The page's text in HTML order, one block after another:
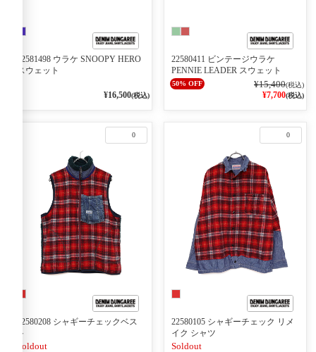
22581498 ウラケ SNOOPY HERO
スウェット
¥16,500(税込)
50% OFF
22580411 ビンテージウラケ
PENNIE LEADER スウェット
¥15,400(税込)
¥7,700(税込)
0
22580208 シャギーチェックベス
ト
Soldout
0
22580105 シャギーチェック リメ
イク シャツ
Soldout